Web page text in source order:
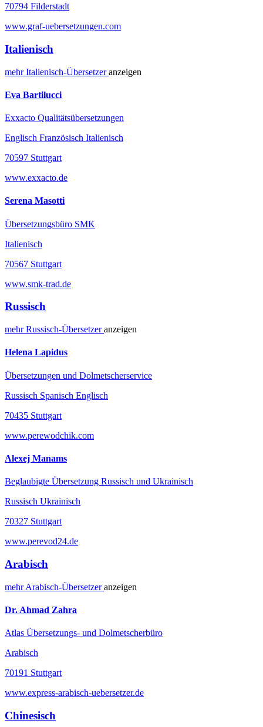
70794 Filderstadt
www.graf-uebersetzungen.com
Italienisch
mehrItalienisch-Übersetzeranzeigen
Eva Bartilucci
Exxacto Qualitätsübersetzungen
Englisch Französisch Italienisch
70597 Stuttgart
www.exxacto.de
Serena Masotti
Übersetzungsbüro SMK
Italienisch
70567 Stuttgart
www.smk-trad.de
Russisch
mehrRussisch-Übersetzeranzeigen
Helena Lapidus
Übersetzungen und Dolmetscherservice
Russisch Spanisch Englisch
70435 Stuttgart
www.perewodchik.com
Alexej Manams
Beglaubigte Übersetzung Russisch und Ukrainisch
Russisch Ukrainisch
70327 Stuttgart
www.perevod24.de
Arabisch
mehrArabisch-Übersetzeranzeigen
Dr. Ahmad Zahra
Atlas Übersetzungs- und Dolmetscherbüro
Arabisch
70191 Stuttgart
www.express-arabisch-uebersetzer.de
Chinesisch